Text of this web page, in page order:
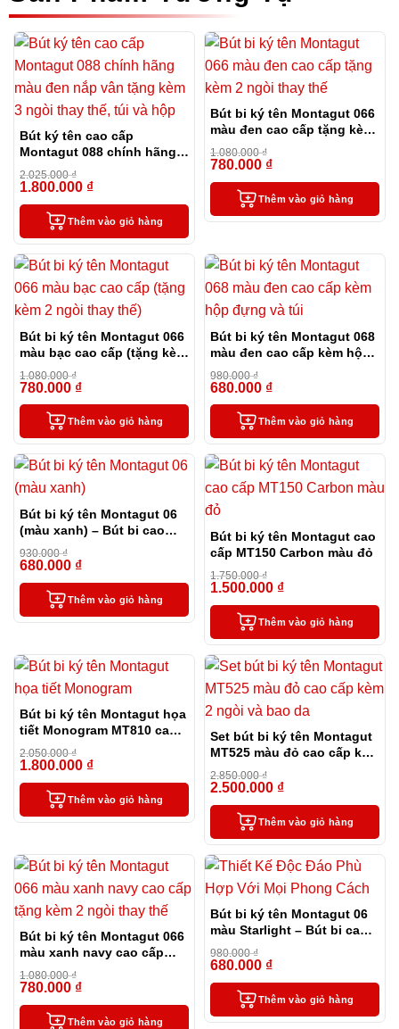
Bút ký tên cao cấp
Montagut 088 chính hãng
màu đen nắp vân tặng kèm
3 ngòi thay thế, túi và hộp
2.025.000₫
1.800.000 ₫
Thêm vào giỏ hàng
Bút bi ký tên Montagut 066
màu đen cao cấp tặng kèm
2 ngòi thay thế
1.080.000₫
780.000 ₫
Thêm vào giỏ hàng
Bút bi ký tên Montagut 066
màu bạc cao cấp (tặng kèm
2 ngòi thay thế)
1.080.000₫
780.000 ₫
Thêm vào giỏ hàng
Bút bi ký tên Montagut 068
màu đen cao cấp kèm hộp
đựng và túi
980.000₫
680.000 ₫
Thêm vào giỏ hàng
Bút bi ký tên Montagut 06
(màu xanh) – Bút bi cao
cấp làm quà tặng sếp
930.000₫
680.000 ₫
Thêm vào giỏ hàng
Bút bi ký tên Montagut cao
cấp MT150 Carbon màu đỏ
1.750.000₫
1.500.000 ₫
Thêm vào giỏ hàng
Bút bi ký tên Montagut họa
tiết Monogram MT810 cao
cấp (màu đen)
2.050.000₫
1.800.000 ₫
Thêm vào giỏ hàng
Set bút bi ký tên Montagut
MT525 màu đỏ cao cấp kèm
2 ngòi và bao da
2.850.000₫
2.500.000 ₫
Thêm vào giỏ hàng
Bút bi ký tên Montagut 066
màu xanh navy cao cấp
tặng kèm 2 ngòi thay thế
1.080.000₫
780.000 ₫
Thêm vào giỏ hàng
Bút bi ký tên Montagut 06
màu Starlight – Bút bi cao
cấp làm quà tặng sếp
980.000₫
680.000 ₫
Thêm vào giỏ hàng